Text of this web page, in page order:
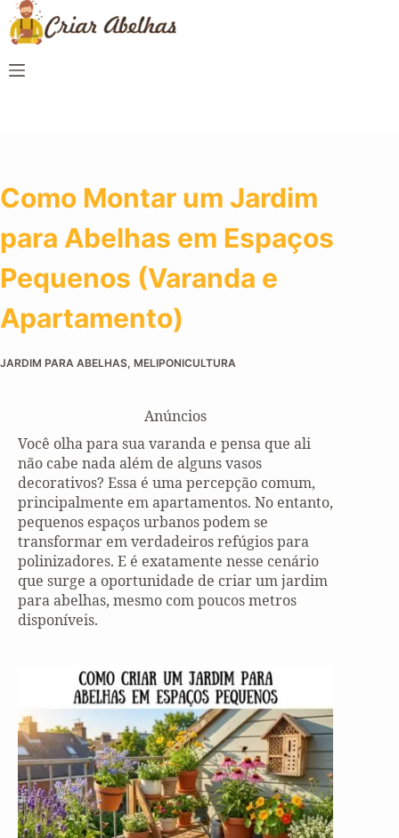
Como Montar um Jardim
para Abelhas em Espaços
Pequenos (Varanda e
Apartamento)
JARDIM PARA ABELHAS, MELIPONICULTURA
Anúncios
Você olha para sua varanda e pensa que ali
não cabe nada além de alguns vasos
decorativos? Essa é uma percepção comum,
principalmente em apartamentos. No entanto,
pequenos espaços urbanos podem se
transformar em verdadeiros refúgios para
polinizadores. E é exatamente nesse cenário
que surge a oportunidade de criar um jardim
para abelhas, mesmo com poucos metros
disponíveis.